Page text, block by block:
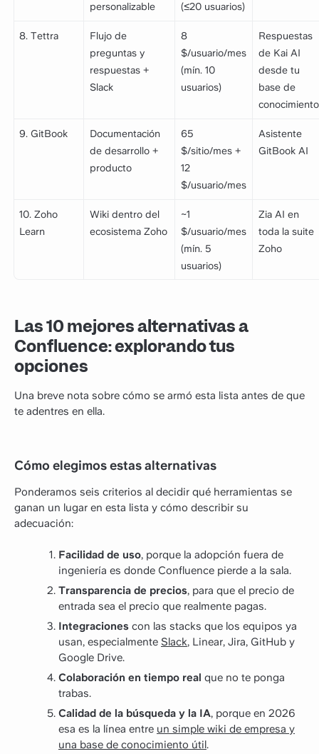
personalizable
(≤20 usuarios)
8. Tettra
Flujo de
preguntas y
respuestas +
Slack
8
$/usuario/mes
(mín. 10
usuarios)
Respuestas
de Kai AI
desde tu
base de
conocimiento
9. GitBook
Documentación
de desarrollo +
producto
65
$/sitio/mes +
12
$/usuario/mes
Asistente
GitBook AI
10. Zoho
Learn
Wiki dentro del
ecosistema Zoho
~1
$/usuario/mes
(mín. 5
usuarios)
Zia AI en
toda la suite
Zoho
Las 10 mejores alternativas a
Confluence: explorando tus
opciones
Una breve nota sobre cómo se armó esta lista antes de que
te adentres en ella.
Cómo elegimos estas alternativas
Ponderamos seis criterios al decidir qué herramientas se
ganan un lugar en esta lista y cómo describir su
adecuación:
Facilidad de uso, porque la adopción fuera de
ingeniería es donde Confluence pierde a la sala.
Transparencia de precios, para que el precio de
entrada sea el precio que realmente pagas.
Integraciones con las stacks que los equipos ya
usan, especialmente Slack, Linear, Jira, GitHub y
Google Drive.
Colaboración en tiempo real que no te ponga
trabas.
Calidad de la búsqueda y la IA, porque en 2026
esa es la línea entre un simple wiki de empresa y
una base de conocimiento útil.